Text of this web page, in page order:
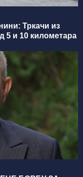
Тркачи из
5 и 10 километара